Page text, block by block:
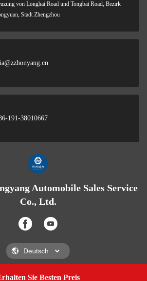
Sie Besten Preis
von Longhai Road und Tongbai Road, Bezirk
Stadt Zhengzhou
191-38010667
Automobile Sales Service
Co., Ltd.
Automobile Sales Service Co., Ltd.
Get A Quote